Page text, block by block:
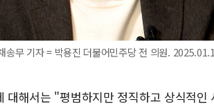
송무 기자 = 박용진 더불어민주당 전 의원.
대해서는 "평범하지만 정직하고 상식적